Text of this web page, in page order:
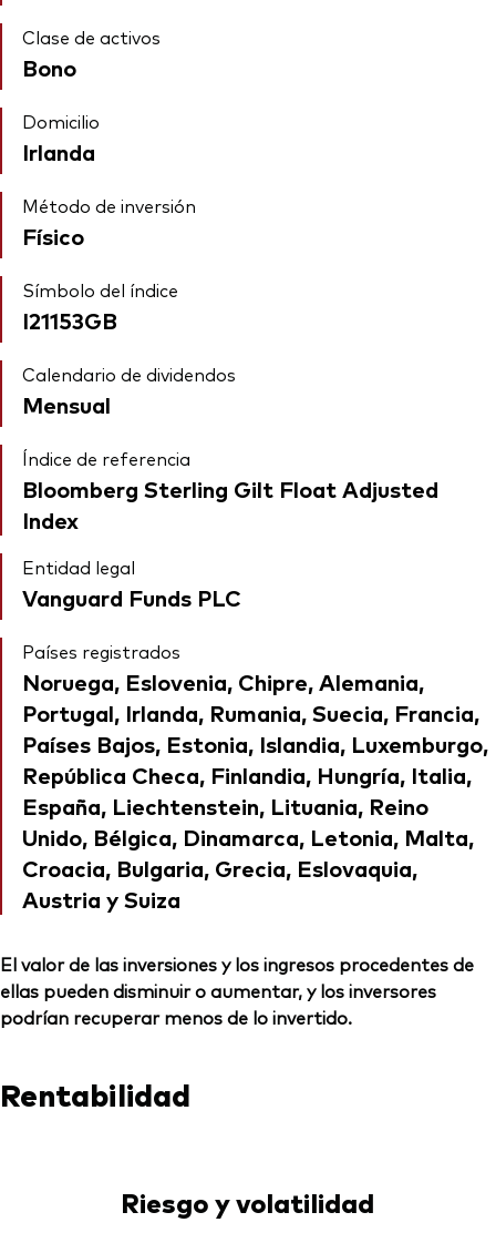
Clase de activos
Bono
Domicilio
Irlanda
Método de inversión
Físico
Símbolo del índice
I21153GB
Calendario de dividendos
Mensual
Índice de referencia
Bloomberg Sterling Gilt Float Adjusted
Index
Entidad legal
Vanguard Funds PLC
Países registrados
Noruega, Eslovenia, Chipre, Alemania,
Portugal, Irlanda, Rumania, Suecia, Francia,
Países Bajos, Estonia, Islandia, Luxemburgo,
República Checa, Finlandia, Hungría, Italia,
España, Liechtenstein, Lituania, Reino
Unido, Bélgica, Dinamarca, Letonia, Malta,
Croacia, Bulgaria, Grecia, Eslovaquia,
Austria y Suiza
El valor de las inversiones y los ingresos procedentes de
ellas pueden disminuir o aumentar, y los inversores
podrían recuperar menos de lo invertido.
Rentabilidad
Riesgo y volatilidad